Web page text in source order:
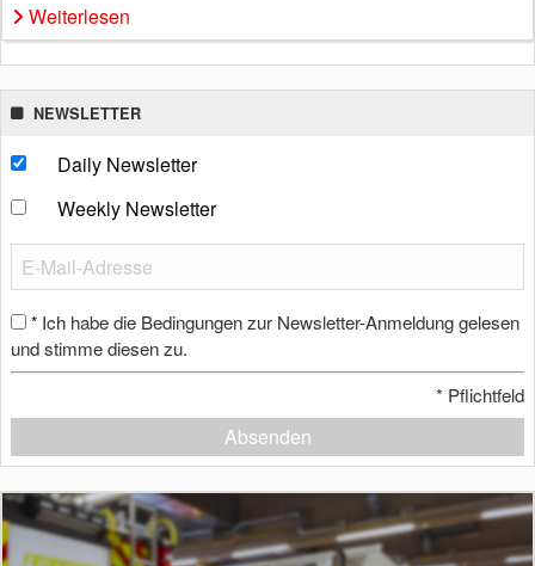
Weiterlesen
NEWSLETTER
Daily Newsletter
Weekly Newsletter
* Ich habe die Bedingungen zur Newsletter-Anmeldung gelesen
und stimme diesen zu.
* Pflichtfeld
Absenden